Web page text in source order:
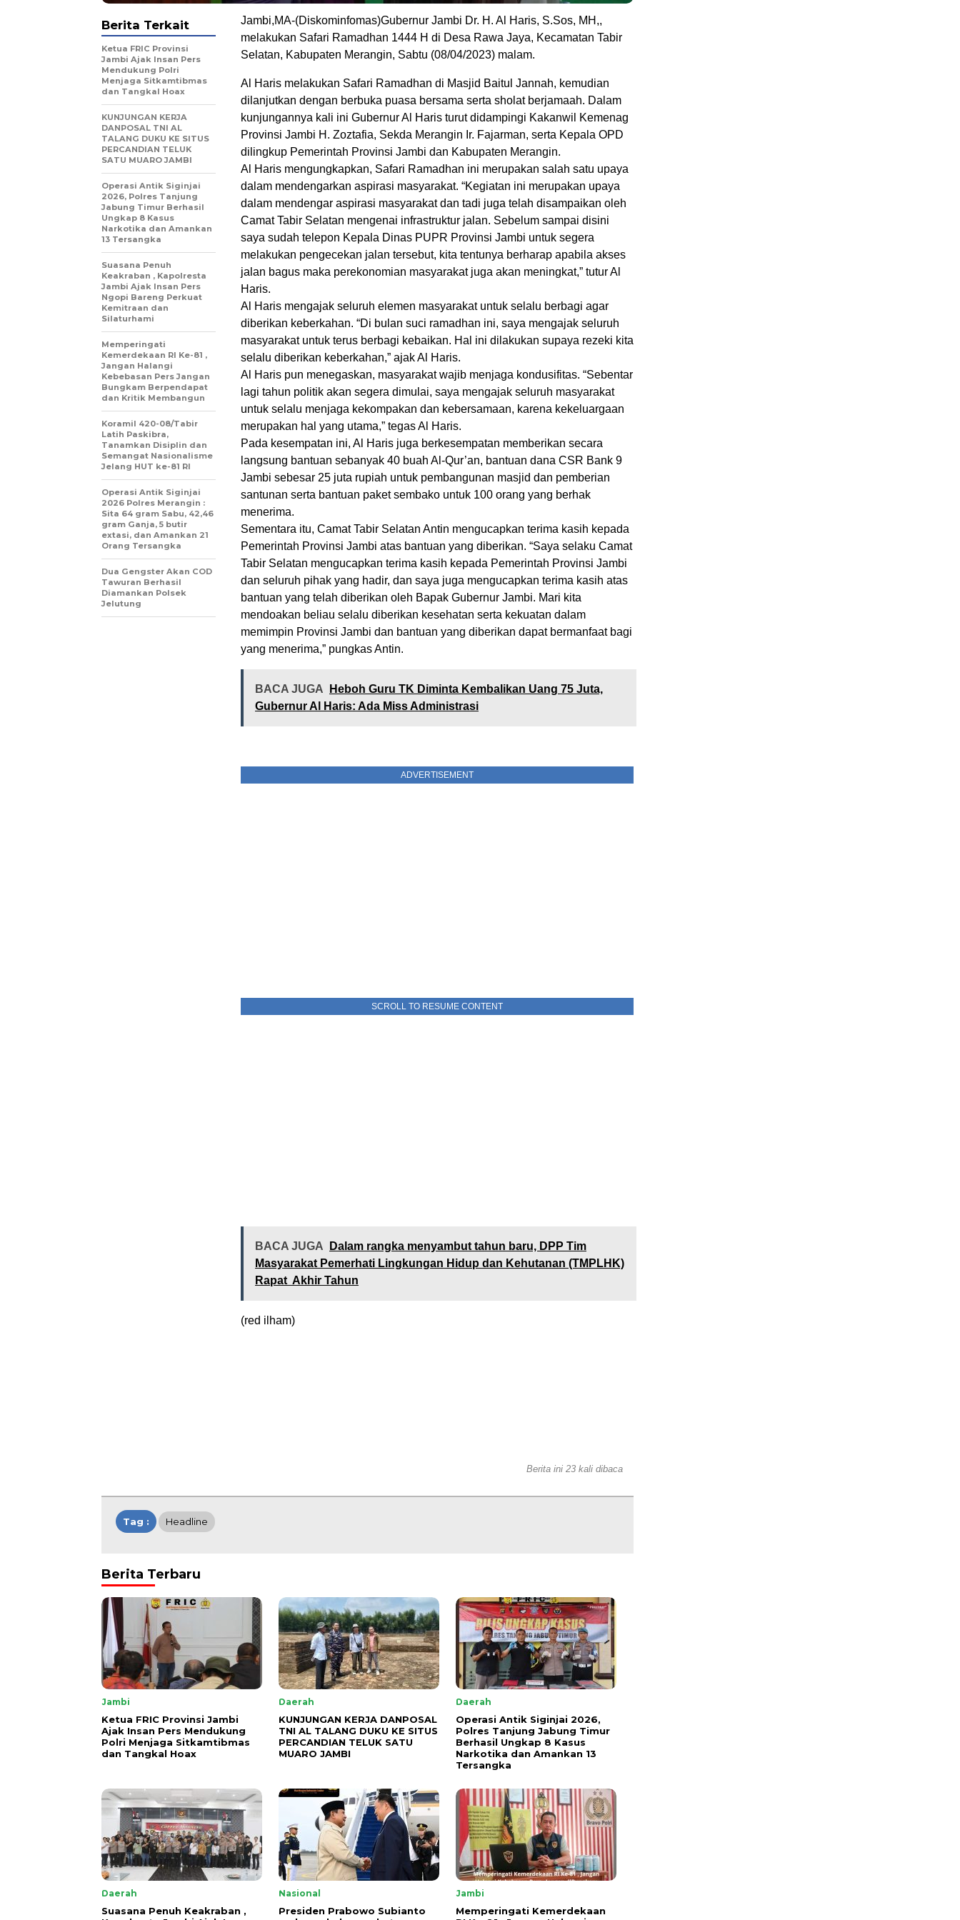
Jambi,MA-(Diskominfomas)Gubernur Jambi Dr. H. Al Haris, S.Sos, MH,,
melakukan Safari Ramadhan 1444 H di Desa Rawa Jaya, Kecamatan Tabir
Selatan, Kabupaten Merangin, Sabtu (08/04/2023) malam.
Al Haris melakukan Safari Ramadhan di Masjid Baitul Jannah, kemudian
dilanjutkan dengan berbuka puasa bersama serta sholat berjamaah. Dalam
kunjungannya kali ini Gubernur Al Haris turut didampingi Kakanwil Kemenag
Provinsi Jambi H. Zoztafia, Sekda Merangin Ir. Fajarman, serta Kepala OPD
dilingkup Pemerintah Provinsi Jambi dan Kabupaten Merangin.
Al Haris mengungkapkan, Safari Ramadhan ini merupakan salah satu upaya
dalam mendengarkan aspirasi masyarakat. “Kegiatan ini merupakan upaya
dalam mendengar aspirasi masyarakat dan tadi juga telah disampaikan oleh
Camat Tabir Selatan mengenai infrastruktur jalan. Sebelum sampai disini
saya sudah telepon Kepala Dinas PUPR Provinsi Jambi untuk segera
melakukan pengecekan jalan tersebut, kita tentunya berharap apabila akses
jalan bagus maka perekonomian masyarakat juga akan meningkat,” tutur Al
Haris.
Al Haris mengajak seluruh elemen masyarakat untuk selalu berbagi agar
diberikan keberkahan. “Di bulan suci ramadhan ini, saya mengajak seluruh
masyarakat untuk terus berbagi kebaikan. Hal ini dilakukan supaya rezeki kita
selalu diberikan keberkahan,” ajak Al Haris.
Al Haris pun menegaskan, masyarakat wajib menjaga kondusifitas. “Sebentar
lagi tahun politik akan segera dimulai, saya mengajak seluruh masyarakat
untuk selalu menjaga kekompakan dan kebersamaan, karena kekeluargaan
merupakan hal yang utama,” tegas Al Haris.
Pada kesempatan ini, Al Haris juga berkesempatan memberikan secara
langsung bantuan sebanyak 40 buah Al-Qur’an, bantuan dana CSR Bank 9
Jambi sebesar 25 juta rupiah untuk pembangunan masjid dan pemberian
santunan serta bantuan paket sembako untuk 100 orang yang berhak
menerima.
Sementara itu, Camat Tabir Selatan Antin mengucapkan terima kasih kepada
Pemerintah Provinsi Jambi atas bantuan yang diberikan. “Saya selaku Camat
Tabir Selatan mengucapkan terima kasih kepada Pemerintah Provinsi Jambi
dan seluruh pihak yang hadir, dan saya juga mengucapkan terima kasih atas
bantuan yang telah diberikan oleh Bapak Gubernur Jambi. Mari kita
mendoakan beliau selalu diberikan kesehatan serta kekuatan dalam
memimpin Provinsi Jambi dan bantuan yang diberikan dapat bermanfaat bagi
yang menerima,” pungkas Antin.
BACA JUGA
Heboh Guru TK Diminta Kembalikan Uang 75 Juta,
Gubernur Al Haris: Ada Miss Administrasi
ADVERTISEMENT
SCROLL TO RESUME CONTENT
BACA JUGA
Dalam rangka menyambut tahun baru, DPP Tim
Masyarakat Pemerhati Lingkungan Hidup dan Kehutanan (TMPLHK)
Rapat Akhir Tahun
(red ilham)
Berita Terkait
Ketua FRIC Provinsi
Jambi Ajak Insan Pers
Mendukung Polri
Menjaga Sitkamtibmas
dan Tangkal Hoax
KUNJUNGAN KERJA
DANPOSAL TNI AL
TALANG DUKU KE SITUS
PERCANDIAN TELUK
SATU MUARO JAMBI
Operasi Antik Siginjai
2026, Polres Tanjung
Jabung Timur Berhasil
Ungkap 8 Kasus
Narkotika dan Amankan
13 Tersangka
Suasana Penuh
Keakraban , Kapolresta
Jambi Ajak Insan Pers
Ngopi Bareng Perkuat
Kemitraan dan
Silaturhami
Memperingati
Kemerdekaan RI Ke-81 ,
Jangan Halangi
Kebebasan Pers Jangan
Bungkam Berpendapat
dan Kritik Membangun
Koramil 420-08/Tabir
Latih Paskibra,
Tanamkan Disiplin dan
Semangat Nasionalisme
Jelang HUT ke-81 RI
Operasi Antik Siginjai
2026 Polres Merangin :
Sita 64 gram Sabu, 42,46
gram Ganja, 5 butir
extasi, dan Amankan 21
Orang Tersangka
Dua Gengster Akan COD
Tawuran Berhasil
Diamankan Polsek
Jelutung
Berita ini 23 kali dibaca
Tag : Headline
Berita Terbaru
Jambi
Ketua FRIC Provinsi Jambi
Ajak Insan Pers Mendukung
Polri Menjaga Sitkamtibmas
dan Tangkal Hoax
Daerah
KUNJUNGAN KERJA DANPOSAL
TNI AL TALANG DUKU KE SITUS
PERCANDIAN TELUK SATU
MUARO JAMBI
Daerah
Operasi Antik Siginjai 2026,
Polres Tanjung Jabung Timur
Berhasil Ungkap 8 Kasus
Narkotika dan Amankan 13
Tersangka
Daerah
Suasana Penuh Keakraban ,
Nasional
Presiden Prabowo Subianto
Jambi
Memperingati Kemerdekaan